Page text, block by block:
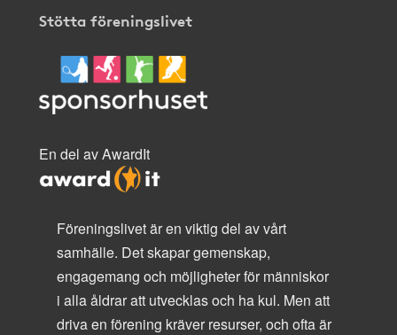
Stötta föreningslivet
En del av AwardIt
Föreningslivet är en viktig del av vårt
samhälle. Det skapar gemenskap,
engagemang och möjligheter för människor
i alla åldrar att utvecklas och ha kul. Men att
driva en förening kräver resurser, och ofta är